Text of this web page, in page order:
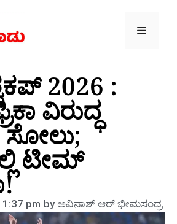
2026 :
ವಿರುದ್ಧ
ಟೀಮ್
1:37 pm byಅವಿನಾಶ್‌ ಆರ್‌ ಭೀಮಸಂದ್ರ